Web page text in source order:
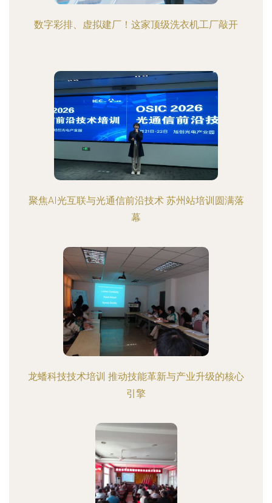
数字彩排、虚拟建厂！这家顶级洗衣机工厂敲开
聚焦AI光互联与光通信前沿技术 苏州站培训圆满落
幕
龙蟠科技技术培训 推动技能革新与产业升级的核心
引擎